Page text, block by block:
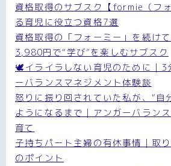
資格取得のサブスク【formie（フ
る育児に役立つ資格7選
資格取得の「フォーミー」を続け
3,980円で“学び”を楽しむサブスク
🕊イライラしない育児のために｜3
ーバランスマネジメント体験談
怒りに振り回されていた私が、“自
ようになるまで｜アンガーバラン
育て
子持ちパート主婦の有休事情｜取
のポイント